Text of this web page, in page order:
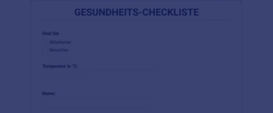
bietet über 100 App Integrationen an, darunter
optional HIPAA-konforme Software wie Google
Drive und Dropbox. Reduzieren Sie Ihren
Papierverbrauch und erleichtern Sie die
Ernährungsberatung, das sie auf jedem Gerät